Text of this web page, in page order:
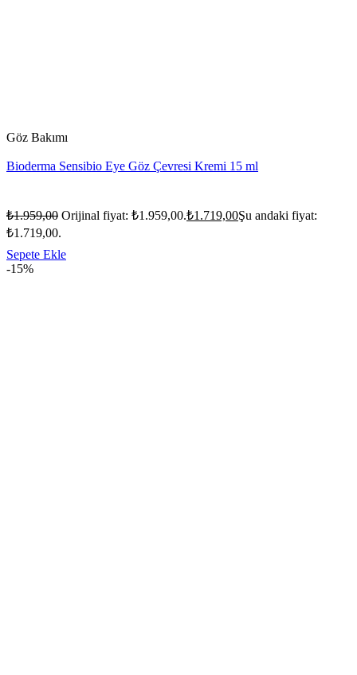
Göz Bakımı
Bioderma Sensibio Eye Göz Çevresi Kremi 15 ml
₺1.959,00 Orijinal fiyat: ₺1.959,00.₺1.719,00Şu andaki fiyat:
₺1.719,00.
Sepete Ekle
-15%